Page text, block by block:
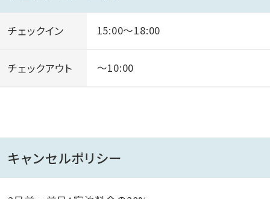
チェックイン 15:00～18:00
チェックアウト ～10:00
キャンセルポリシー